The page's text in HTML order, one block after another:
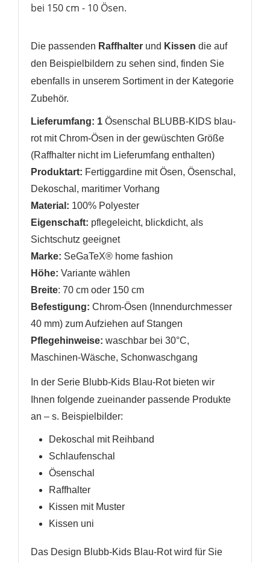
bei 150 cm - 10 Ösen.
Die passenden Raffhalter und Kissen die auf
den Beispielbildern zu sehen sind, finden Sie
ebenfalls in unserem Sortiment in der Kategorie
Zubehör.
Lieferumfang: 1 Ösenschal BLUBB-KIDS blau-
rot mit Chrom-Ösen in der gewüschten Größe
(Raffhalter nicht im Lieferumfang enthalten)
Produktart: Fertiggardine mit Ösen, Ösenschal,
Dekoschal, maritimer Vorhang
Material: 100% Polyester
Eigenschaft: pflegeleicht, blickdicht, als
Sichtschutz geeignet
Marke: SeGaTeX® home fashion
Höhe: Variante wählen
Breite: 70 cm oder 150 cm
Befestigung: Chrom-Ösen (Innendurchmesser
40 mm) zum Aufziehen auf Stangen
Pflegehinweise: waschbar bei 30°C,
Maschinen-Wäsche, Schonwaschgang
In der Serie Blubb-Kids Blau-Rotbieten wir
Ihnen folgende zueinander passende Produkte
an – s. Beispielbilder:
Dekoschal mit Reihband
Schlaufenschal
Ösenschal
Raffhalter
Kissen mit Muster
Kissen uni
Das Design Blubb-Kids Blau-Rotwird für Sie